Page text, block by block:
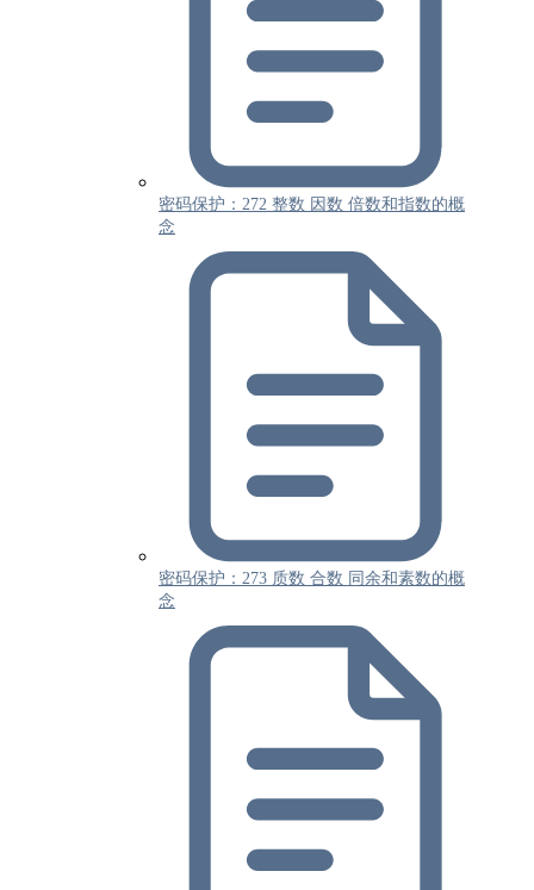
密码保护：272 整数 因数 倍数和指数的概
念
密码保护：273 质数 合数 同余和素数的概
念